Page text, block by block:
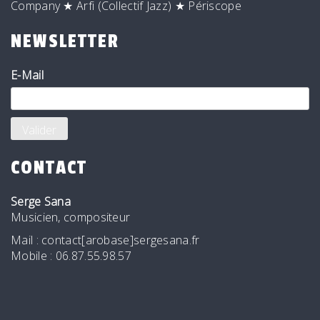
Company★Arfi (Collectif Jazz) ★ Périscope
NEWSLETTER
E-Mail
CONTACT
Serge Sana
Musicien, compositeur
Mail : contact[arobase]sergesana.fr
Mobile : 06.87.55.98.57